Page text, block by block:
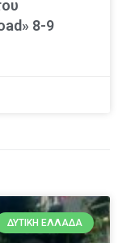
8-9
ΔΥΤΙΚΉ ΕΛΛΆΔΑ